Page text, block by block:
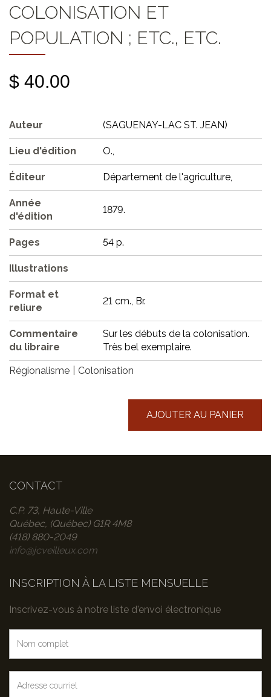
COLONISATION ET
POPULATION ; ETC., ETC.
$ 40.00
Auteur (SAGUENAY-LAC ST. JEAN)
Lieu d'édition O.,
Éditeur Département de l'agriculture,
Année
d'édition
1879.
Pages 54 p.
Illustrations
Format et
reliure
21 cm., Br.
Commentaire
du libraire
Sur les débuts de la colonisation.
Très bel exemplaire.
Régionalisme Colonisation
AJOUTER AU PANIER
CONTACT
C.P. 73, Haute-Ville
Québec, (Québec) G1R 4M8
(418) 880-2049
info@jcveilleux.com
INSCRIPTION À LA LISTE MENSUELLE
Inscrivez-vous à notre liste d'envoi électronique